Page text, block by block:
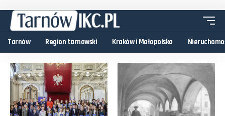
Tarnów Region tarnowski Kraków i Małopolska